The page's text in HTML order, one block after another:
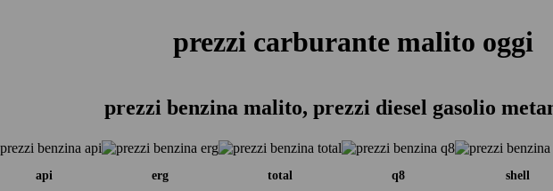
prezzi carburante malito oggi
prezzi benzina malito, prezzi diesel gasolio
api erg total q8 shell